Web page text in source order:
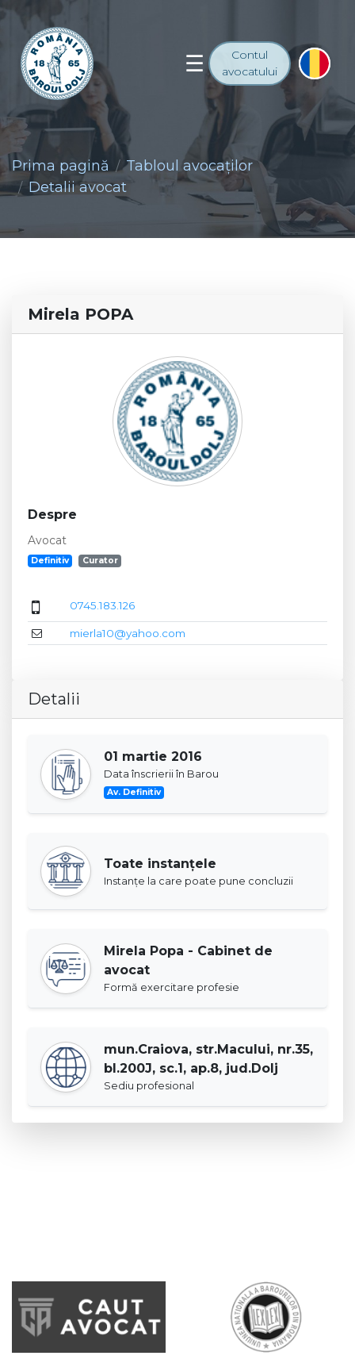
Contul
avocatului
Prima pagină
Tabloul avocaţilor
Detalii avocat
Mirela POPA
Despre
Avocat
Definitiv Curator
0745.183.126
mierla10@yahoo.com
Detalii
01 martie 2016
Data înscrierii în Barou
Av. Definitiv
Toate instanţele
Instanţe la care poate pune concluzii
Mirela Popa - Cabinet de
avocat
Formă exercitare profesie
mun.Craiova, str.Macului, nr.35,
bl.200J, sc.1, ap.8, jud.Dolj
Sediu profesional